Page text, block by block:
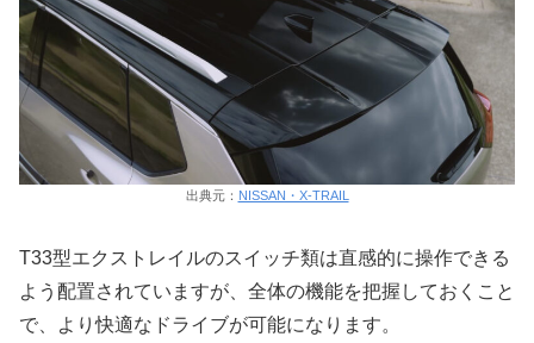
出典元： NISSAN・X-TRAIL
T33型エクストレイルのスイッチ類は直感的に操作できる
よう配置されていますが、全体の機能を把握しておくこと
で、より快適なドライブが可能になります。